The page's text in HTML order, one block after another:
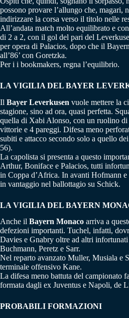
possono provare l’allungo che, magari,
indirizzare la corsa verso il titolo nelle
All’andata match molto equilibrato e
di 2 a 2, con il gol del pari del
per opera di Palacios, dopo che il
all’86’ con Goretzka.
Per i i bookmakers, regna l’equilibrio.
LA VIGILIA DEL BAYER
Il Bayer Leverkusen vuole mettere la
stagione, sino ad ora, quasi perfetta.
quella di Xabi Alonso, con un ruolino
vittorie e 4 pareggi. Difesa meno
subiti e attacco secondo solo a quello
56).
La capolista si presenta a questo
Arthur, Boniface e Palacios, tutti
in Coppa d’Africa. In avanti Hofmann e
in vantaggio nel ballottagio su Schick.
LA VIGILIA DEL BAYERN
Anche il Bayern Monaco arriva a
defezioni importanti. Tuchel, infatti,
Davies e Gnabry oltre ad altri
Buchmann, Peretz e Sarr.
Nel reparto avanzato Muller, Musiala e
terminale offensivo Kane.
La difesa meno battuta del campionato
formata dagli ex Juventus e Napoli, de
PROBABILI FORMAZIONI